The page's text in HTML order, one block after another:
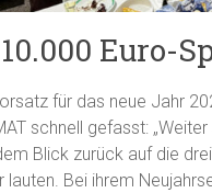
Euro-
für das neue Jahr
schnell gefasst:
Blick zurück auf die
lauten. Bei ihrem